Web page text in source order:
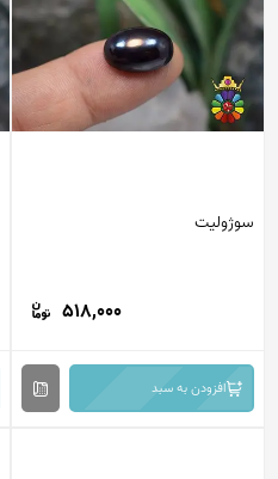
سوژولیت
518,000
افزودن به سبد